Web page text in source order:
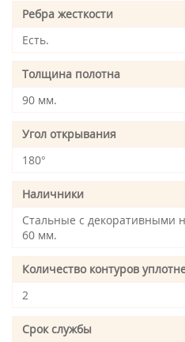
Ребра жесткости
Есть.
Толщина полотна
90 мм.
Угол открывания
180°
Наличники
Стальные с
60 мм.
Количество контуров
2
Срок службы